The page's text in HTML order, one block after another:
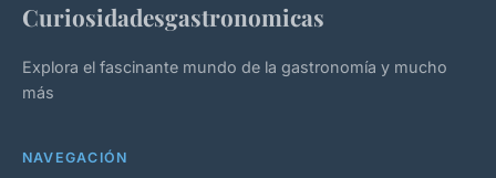
Curiosidadesgastronomicas
Explora el fascinante mundo de la gastronomía y mucho
más
NAVEGACIÓN